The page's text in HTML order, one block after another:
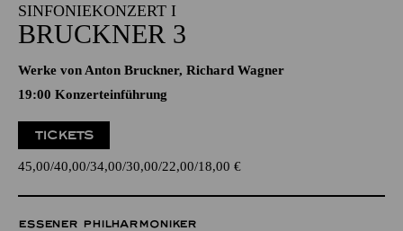
SINFONIEKONZERT I
BRUCKNER 3
Werke von Anton Bruckner, Richard Wagner
19:00 Konzerteinführung
TICKETS
45,00 40,00 34,00 30,00 22,00 18,00 €
ESSENER PHILHARMONIKER